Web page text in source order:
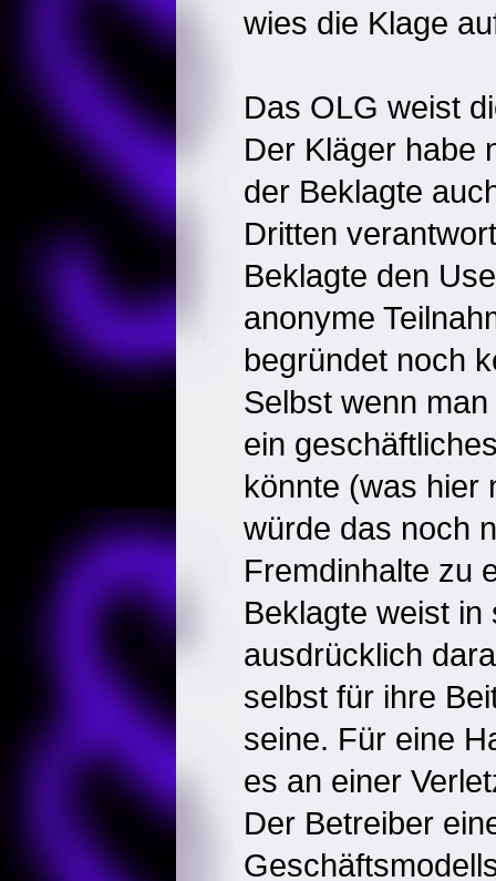
wies die Klage
Das OLG weist
Der Kläger habe
der Beklagte
Dritten
Beklagte den
anonyme
begründet noch
Selbst wenn
ein
könnte (was hier
würde das noch
Fremdinhalte zu
Beklagte weist
ausdrücklich
selbst für ihre
seine. Für eine
es an einer
Der Betreiber